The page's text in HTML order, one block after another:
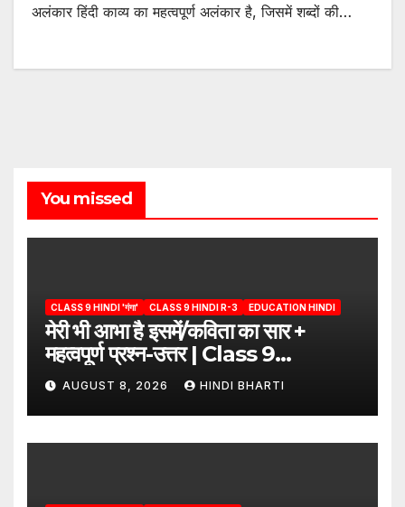
अलंकार हिंदी काव्य का महत्वपूर्ण अलंकार है, जिसमें शब्दों की…
You missed
CLASS 9 HINDI 'गंगा' CLASS 9 HINDI R-3 EDUCATION HINDI
मेरी भी आभा है इसमें/कविता का सार +
महत्वपूर्ण प्रश्न-उत्तर | Class 9
Hindi”/meri bhi abha hai isme
question answers
AUGUST 8, 2026 HINDI BHARTI